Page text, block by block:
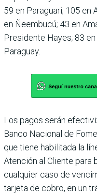
59 en Paraguarí; 105 en
en Ñeembucú; 43 en
Presidente Hayes; 83
Paraguay.
Los pagos serán
Banco Nacional de
que tiene habilitada la
Atención al Cliente para
cualquier caso de
tarjeta de cobro, en un